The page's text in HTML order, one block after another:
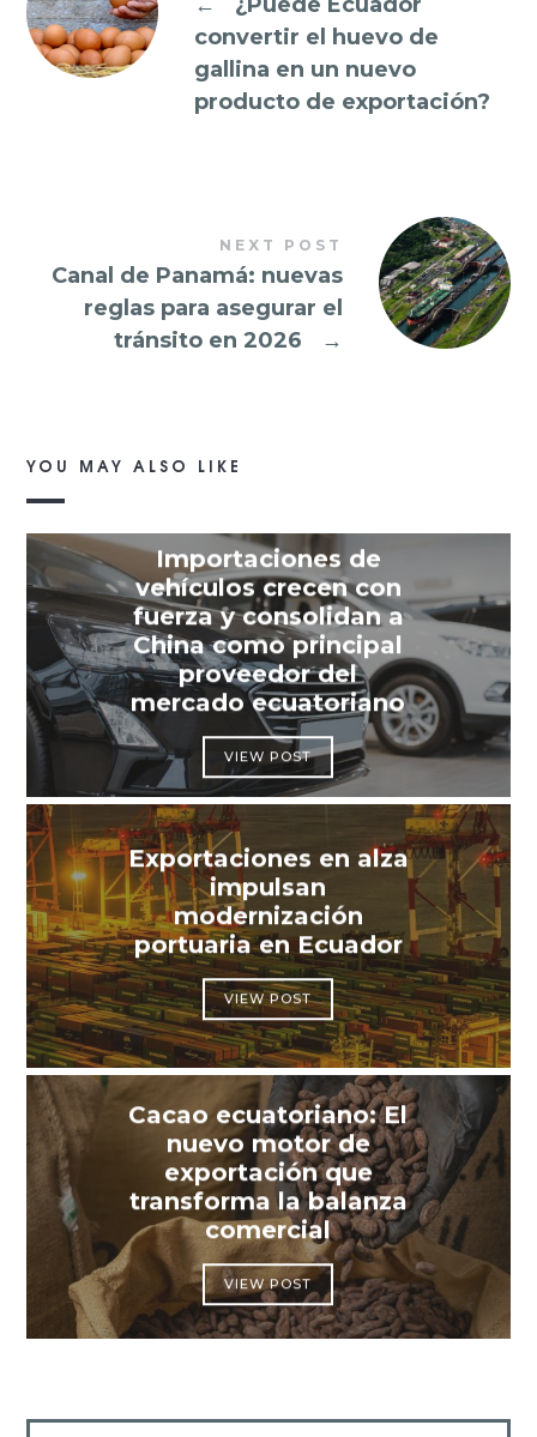
convertir el huevo de
gallina en un nuevo
producto de exportación?
NEXT POST
Canal de Panamá: nuevas
reglas para asegurar el
tránsito en 2026
→
YOU MAY ALSO LIKE
Importaciones de
vehículos crecen con
fuerza y consolidan a
China como principal
proveedor del
mercado ecuatoriano
VIEW POST
Exportaciones en alza
impulsan
modernización
portuaria en Ecuador
VIEW POST
Cacao ecuatoriano: El
nuevo motor de
exportación que
transforma la balanza
comercial
VIEW POST